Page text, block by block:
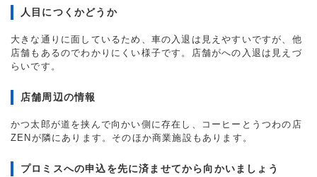
人目につくかどうか
大きな通りに面しているため、車の入退は見えやすいですが、他
店舗もあるのでわかりにくい様子です。店舗がへの入退は見えづ
らいです。
店舗周辺の情報
かつ太郎が道を挟んで向かい側に存在し、コーヒーとうつわの店
ZENが隣にあります。そのほか商業施設もあります。
プロミスへの申込を先に済ませてから向かいましょう